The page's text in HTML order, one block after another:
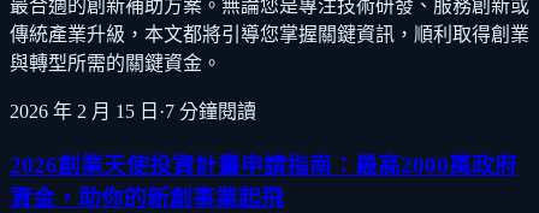
最合適的創新補助方案。無論您是專注技術研發、服務創新或
傳統產業升級，本文都將引導您掌握關鍵資訊，順利取得創業
與轉型所需的關鍵資金。
2026 年 2 月 15 日 ·7 分鐘閱讀
2026創業天使投資計畫申請指南：最高2000萬政府
資金，助你的新創事業起飛